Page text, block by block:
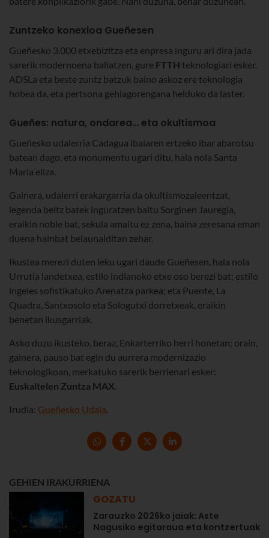
Zuntzeko konexioa Gueñesen
Gueñesko 3.000 etxebizitza eta enpresa inguru ari dira jada
sarerik modernoena baliatzen, gure FTTH teknologiari esker.
ADSLa eta beste zuntz batzuk baino askoz ere teknologia
hobea da, eta pertsona gehiagorengana helduko da laster.
Gueñes: natura, ondarea… eta okultismoa
Gueñesko udalerria Cadagua ibaiaren ertzeko ibar abarotsu
batean dago, eta monumentu ugari ditu, hala nola Santa
Maria eliza.
Gainera, udalerri erakargarria da okultismozaleentzat,
legenda beltz batek inguratzen baitu Sorginen Jauregia,
eraikin noble bat, sekula amaitu ez zena, baina zeresana eman
duena hainbat belaunalditan zehar.
Ikustea merezi duten leku ugari daude Gueñesen, hala nola
Urrutia landetxea, estilo indianoko etxe oso berezi bat; estilo
ingeles sofistikatuko Arenatza parkea; eta Puente, La
Quadra, Santxosolo eta Sologutxi dorretxeak, eraikin
benetan ikusgarriak.
Asko duzu ikusteko, beraz, Enkarterriko herri honetan; orain,
gainera, pauso bat egin du aurrera modernizazio
teknologikoan, merkatuko sarerik berrienari esker:
Euskaltelen Zuntza MAX.
Irudia: Gueñesko Udala.
GEHIEN IRAKURRIENA
GOZATU
Zarauzko 2026ko jaiak: Aste
Nagusiko egitaraua eta kontzertuak